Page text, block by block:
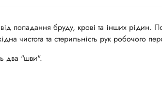
попадання бруду, крові та інших рідин.
чистота та стерильність рук робочого
два "шви".